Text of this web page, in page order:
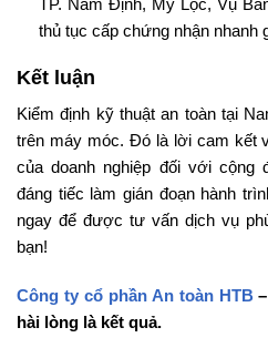
TP. Nam Định, Mỹ Lộc, Vụ
thủ tục cấp chứng nhận nhanh
Kết luận
Kiểm định kỹ thuật an toàn tại
trên máy móc. Đó là lời cam kết
của doanh nghiệp đối với cộng
đáng tiếc làm gián đoạn hành
ngay để được tư vấn dịch vụ
bạn!
Công ty cổ phần An toàn HTB–
hài lòng là kết quả.